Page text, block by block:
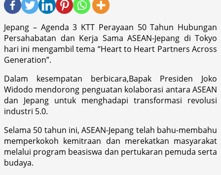
Jepang – Agenda 3 KTT Perayaan 50 Tahun Hubungan
Persahabatan dan Kerja Sama ASEAN-Jepang di Tokyo
hari ini mengambil tema “Heart to Heart Partners Across
Generation”.
Dalam kesempatan berbicara,Bapak Presiden Joko
Widodo mendorong penguatan kolaborasi antara ASEAN
dan Jepang untuk menghadapi transformasi revolusi
industri 5.0.
Selama 50 tahun ini, ASEAN-Jepang telah bahu-membahu
memperkokoh kemitraan dan merekatkan masyarakat
melalui program beasiswa dan pertukaran pemuda serta
budaya.